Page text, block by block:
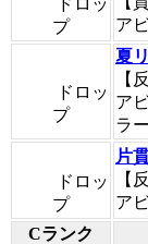
プ
ア
ドロッ
プ
夏
【
ア
ラー
ドロッ
プ
片
【
ア
Cランク